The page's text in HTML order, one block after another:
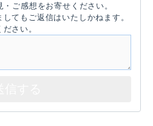
ご感想をお寄せください。
てもご返信はいたしかねます。
さい。